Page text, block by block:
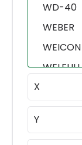
WD-40
WEBER
WEICON
WELFULL
WERA
X
Y